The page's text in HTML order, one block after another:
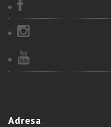
Adresa